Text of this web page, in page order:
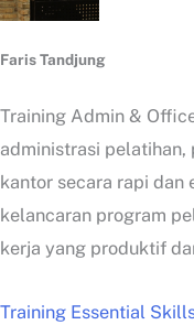
Faris Tandjung
Training Admin &
administrasi pelatihan,
kantor secara rapi dan
kelancaran program
kerja yang produktif
Training Essential